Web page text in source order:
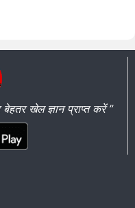
खेल ज्ञान प्राप्त करें ”